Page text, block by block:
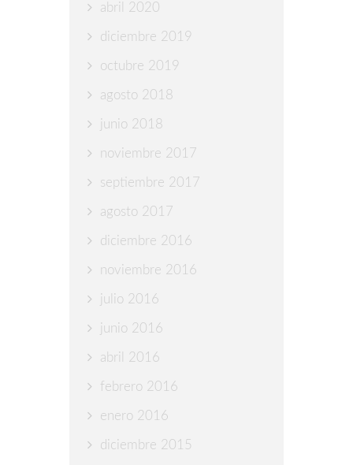
abril 2020
diciembre 2019
octubre 2019
agosto 2018
junio 2018
noviembre 2017
septiembre 2017
agosto 2017
diciembre 2016
noviembre 2016
julio 2016
junio 2016
abril 2016
febrero 2016
enero 2016
diciembre 2015